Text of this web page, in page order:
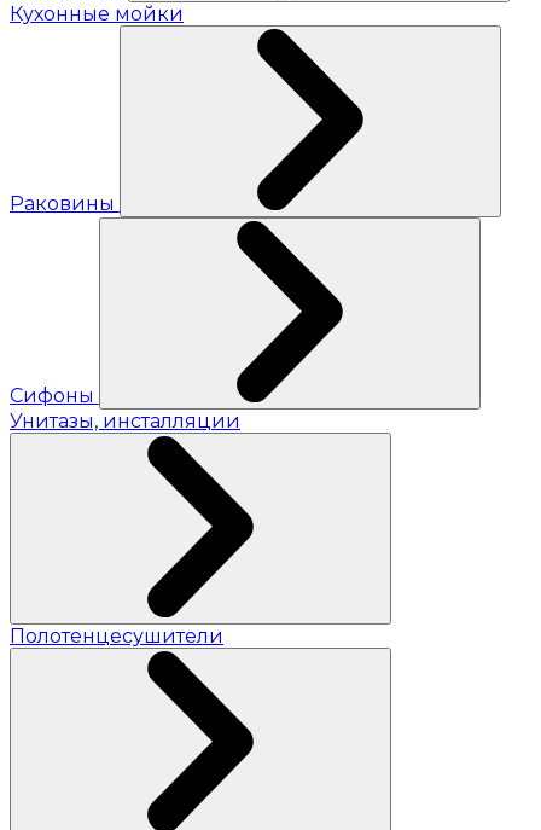
Кухонные мойки
Раковины
Сифоны
Унитазы, инсталляции
Полотенцесушители